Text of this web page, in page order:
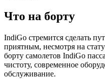
Что на борту
IndiGo стремится сделать
приятным, несмотря на
борту самолетов IndiGo
чистоту, современное
обслуживание.